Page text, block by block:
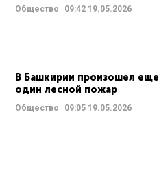
Общество 09:42 19.05.2026
В Башкирии произошел еще
один лесной пожар
Общество 09:05 19.05.2026